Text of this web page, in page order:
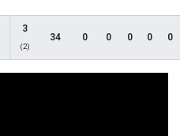
3
(2)
34 0 0 0 0 0